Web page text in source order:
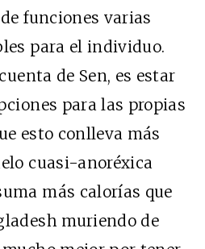
funciones varias
para el individuo.
de Sen, es estar
para las propias
esto conlleva más
cuasi-anoréxica
más calorías que
muriendo de